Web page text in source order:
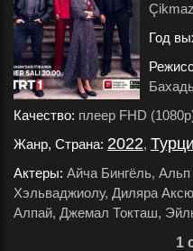
Год
Качество: плеер FHD
Жанр, Страна: 2022,
Актеры: Айча Бингёль,
Хэльваджиолу, Диляра
Алпай, Джемал Токташ,
1